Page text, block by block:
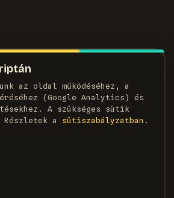
az oldal működéséhez, a
(Google Analytics) és
A szükséges sütik
a
süti­szabályzatban .